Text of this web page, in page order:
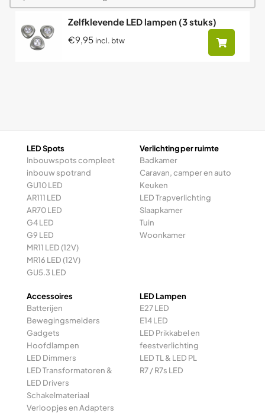
Zelfklevende LED lampen (3 stuks)
€9,95 incl. btw
LED Spots
Inbouwspots compleet
inbouw spotrand
GU10 LED
AR111 LED
AR70 LED
G4 LED
G9 LED
MR11 LED (12V)
MR16 LED (12V)
GU5.3 LED
Verlichting per ruimte
Badkamer
Caravan, camper en auto
Keuken
LED Trapverlichting
Slaapkamer
Tuin
Woonkamer
Accessoires
Batterijen
Bewegingsmelders
Gadgets
Hoofdlampen
LED Dimmers
LED Transformatoren &
LED Drivers
Schakelmateriaal
Verloopjes en Adapters
LED Lampen
E27 LED
E14 LED
LED Prikkabel en
feestverlichting
LED TL & LED PL
R7 / R7s LED